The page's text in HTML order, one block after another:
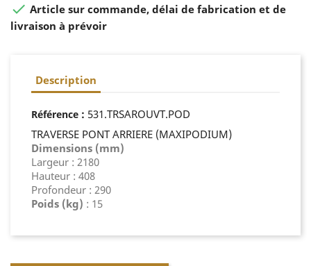
 Article sur commande, délai de fabrication et de
livraison à prévoir
Description
Référence : 531.TRSAROUVT.POD
TRAVERSE PONT ARRIERE (MAXIPODIUM)
Dimensions (mm)
Largeur : 2180
Hauteur : 408
Profondeur : 290
Poids (kg) : 15